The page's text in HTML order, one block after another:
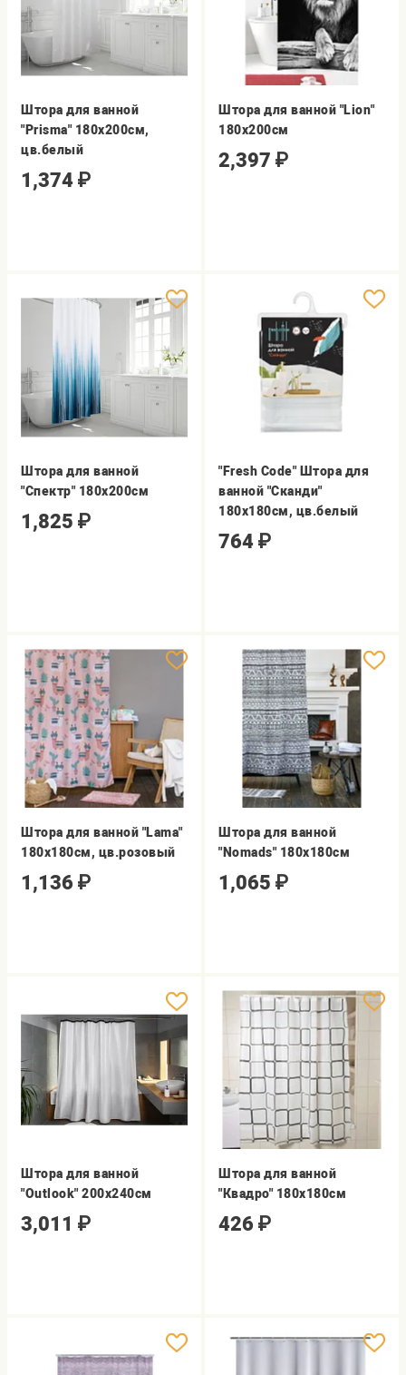
Штора для ванной
"Prisma" 180х200см,
цв.белый
1,374 ₽
Штора для ванной "Lion"
180х200см
2,397 ₽
Штора для ванной
"Спектр" 180х200см
1,825 ₽
"Fresh Code" Штора для
ванной "Сканди"
180х180см, цв.белый
764 ₽
Штора для ванной "Lama"
180х180см, цв.розовый
1,136 ₽
Штора для ванной
"Nomads" 180х180см
1,065 ₽
Штора для ванной
"Outlook" 200х240см
3,011 ₽
Штора для ванной
"Квадро" 180х180см
426 ₽